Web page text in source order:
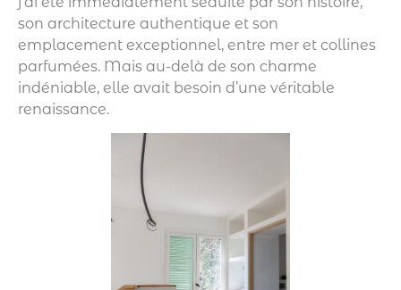
son architecture authentique et son
emplacement exceptionnel, entre mer et collines
parfumées. Mais au-delà de son charme
indéniable, elle avait besoin d’une véritable
renaissance.